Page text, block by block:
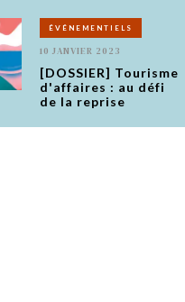
ÉVÉNEMENTIELS
10 JANVIER 2023
[DOSSIER] Tourisme
d'affaires : au défi
de la reprise